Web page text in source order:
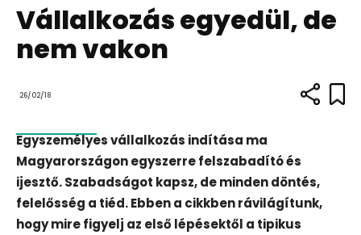
Vállalkozás egyedül, de
nem vakon
26/02/18
Egyszemélyes vállalkozás indítása ma
Magyarországon egyszerre felszabadító és
ijesztő. Szabadságot kapsz, de minden döntés,
felelősség a tiéd. Ebben a cikkben rávilágítunk,
hogy mire figyelj az első lépésektől a tipikus